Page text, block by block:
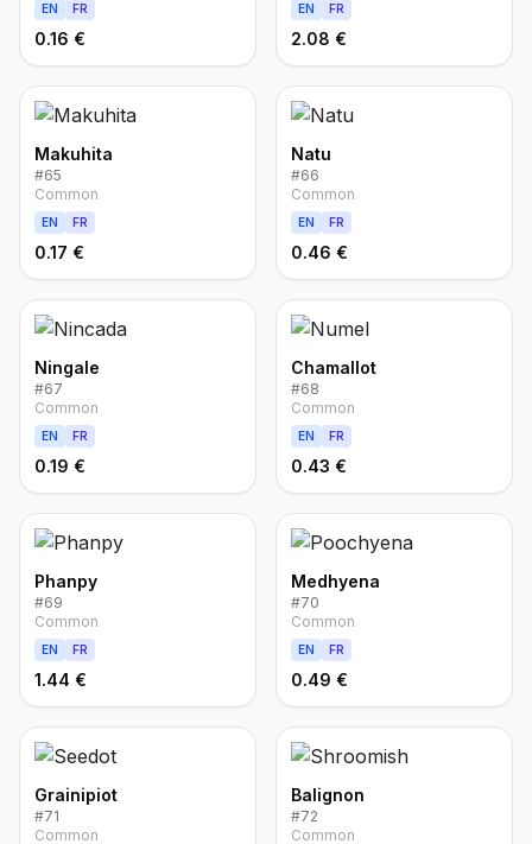
EN FR
0.16 €
EN FR
2.08 €
Makuhita
#65
Common
EN FR
0.17 €
Natu
#66
Common
EN FR
0.46 €
Ningale
#67
Common
EN FR
0.19 €
Chamallot
#68
Common
EN FR
0.43 €
Phanpy
#69
Common
EN FR
1.44 €
Medhyena
#70
Common
EN FR
0.49 €
Grainipiot
#71
Common
Balignon
#72
Common